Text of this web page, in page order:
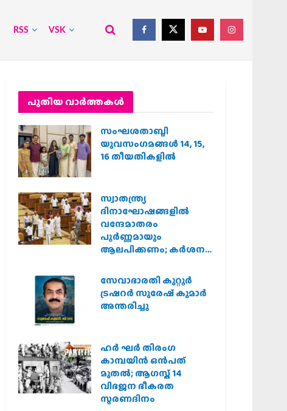
RSS VSK
പുതിയ വാര്‍ത്തകള്‍
സംഘശതാബ്ദി
യുവസംഗമങ്ങള്‍ 14, 15,
16 തീയതികളില്‍
സ്വാതന്ത്ര്യ
ദിനാഘോഷങ്ങളിൽ
വന്ദേമാതരം
പൂർണ്ണമായും
ആലപിക്കണം; കർശന
സർക്കാർ
സേവാഭാരതി കുറ്റൂർ
ട്രഷറർ സുരേഷ് കുമാർ
അന്തരിച്ചു
ഹര്‍ ഘര്‍ തിരംഗ
കാമ്പയിന്‍ ഒന്‍പത്
മുതല്‍; ആഗസ്ത് 14
വിഭജന ഭീകരത
സ്മരണദിനം